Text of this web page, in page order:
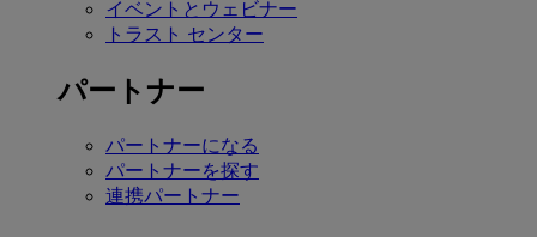
イベントとウェビナー
トラスト センター
パートナー
パートナーになる
パートナーを探す
連携パートナー